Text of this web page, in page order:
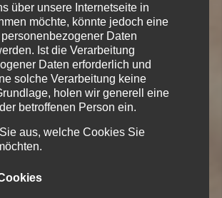
über unsere Internetseite in
möchte, könnte jedoch eine
Daten
Ist die Verarbeitung
Daten erforderlich und
solche Verarbeitung keine
holen wir generell eine
betroffenen Person ein.
aus, welche Cookies Sie